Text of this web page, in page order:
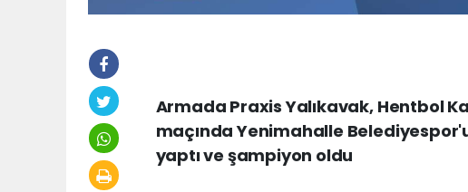
Armada Praxis Yalıkavak, Hentbol
maçında Yenimahalle
yaptı ve şampiyon oldu